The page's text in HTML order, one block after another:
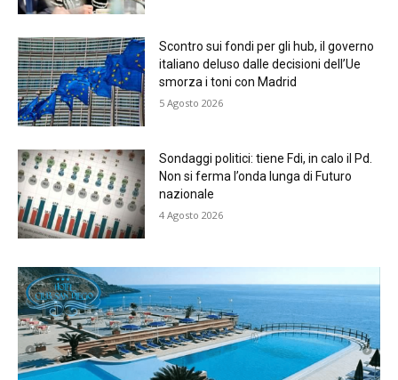
Scontro sui fondi per gli hub, il governo
italiano deluso dalle decisioni dell’Ue
smorza i toni con Madrid
5 Agosto 2026
Sondaggi politici: tiene Fdi, in calo il Pd.
Non si ferma l’onda lunga di Futuro
nazionale
4 Agosto 2026